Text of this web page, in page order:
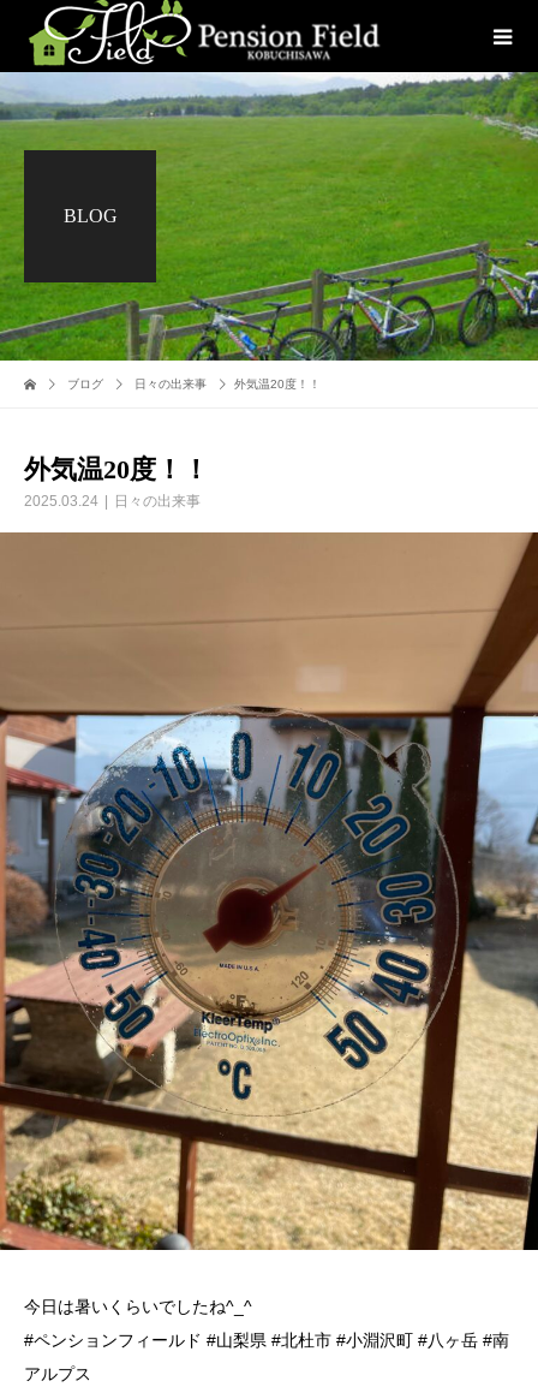
BLOG
ブログ 日々の出来事 外気温20度！！
外気温20度！！
2025.03.24 日々の出来事
今日は暑いくらいでしたね^_^
#ペンションフィールド #山梨県 #北杜市 #小淵沢町 #八ヶ岳 #南
アルプス